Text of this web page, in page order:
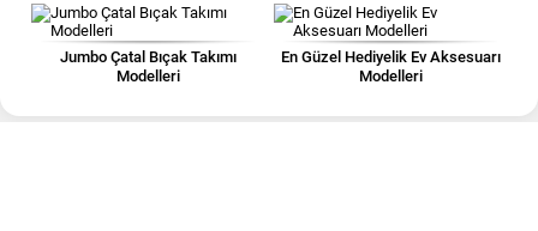
Jumbo Çatal Bıçak Takımı
Modelleri
En Güzel Hediyelik Ev Aksesuarı
Modelleri